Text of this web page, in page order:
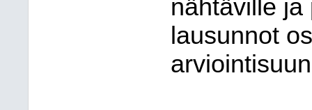
nähtäville ja
lausunnot